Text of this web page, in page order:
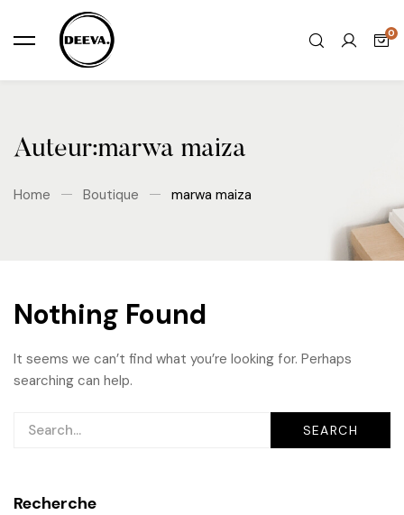
Auteur:marwa maiza
Home Boutique marwa maiza
Nothing Found
It seems we can’t find what you’re looking for. Perhaps
searching can help.
SEARCH
Recherche